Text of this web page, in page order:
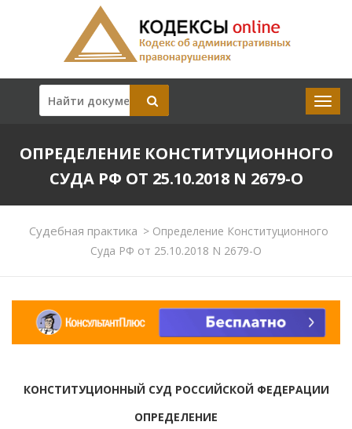
ОПРЕДЕЛЕНИЕ КОНСТИТУЦИОННОГО
СУДА РФ ОТ 25.10.2018 N 2679-О
Судебная практика > Определение Конституционного
Суда РФ от 25.10.2018 N 2679-О
КОНСТИТУЦИОННЫЙ СУД РОССИЙСКОЙ ФЕДЕРАЦИИ
ОПРЕДЕЛЕНИЕ